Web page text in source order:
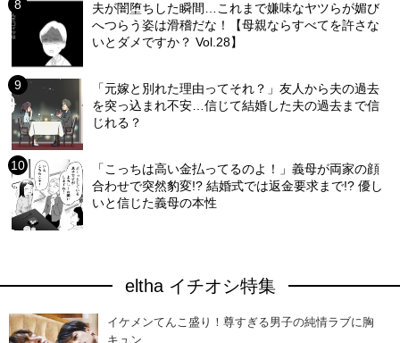
夫が闇堕ちした瞬間…これまで嫌味なヤツらが媚び
へつらう姿は滑稽だな！【母親ならすべてを許さな
いとダメですか？ Vol.28】
「元嫁と別れた理由ってそれ？」友人から夫の過去
を突っ込まれ不安…信じて結婚した夫の過去まで信
じれる？
「こっちは高い金払ってるのよ！」義母が両家の顔
合わせで突然豹変!? 結婚式では返金要求まで!? 優し
いと信じた義母の本性
eltha イチオシ特集
イケメンてんこ盛り！尊すぎる男子の純情ラブに胸
キュン